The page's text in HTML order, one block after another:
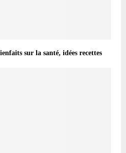
sur la santé, idées recettes